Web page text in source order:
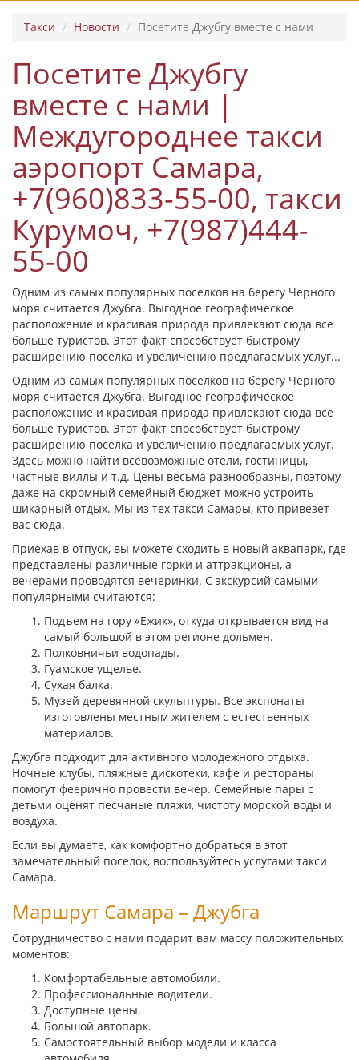
Такси Новости Посетите Джубгу вместе с нами
Посетите Джубгу
вместе с нами |
Междугороднее такси
аэропорт Самара,
+7(960)833-55-00, такси
Курумоч, +7(987)444-
55-00
Одним из самых популярных поселков на берегу Черного
моря считается Джубга. Выгодное географическое
расположение и красивая природа привлекают сюда все
больше туристов. Этот факт способствует быстрому
расширению поселка и увеличению предлагаемых услуг...
Одним из самых популярных поселков на берегу Черного
моря считается Джубга. Выгодное географическое
расположение и красивая природа привлекают сюда все
больше туристов. Этот факт способствует быстрому
расширению поселка и увеличению предлагаемых услуг.
Здесь можно найти всевозможные отели, гостиницы,
частные виллы и т.д. Цены весьма разнообразны, поэтому
даже на скромный семейный бюджет можно устроить
шикарный отдых. Мы из тех такси Самары, кто привезет
вас сюда.
Приехав в отпуск, вы можете сходить в новый аквапарк, где
представлены различные горки и аттракционы, а
вечерами проводятся вечеринки. С экскурсий самыми
популярными считаются:
Подъем на гору «Ежик», откуда открывается вид на
самый большой в этом регионе дольмен.
Полковничьи водопады.
Гуамское ущелье.
Сухая балка.
Музей деревянной скульптуры. Все экспонаты
изготовлены местным жителем с естественных
материалов.
Джубга подходит для активного молодежного отдыха.
Ночные клубы, пляжные дискотеки, кафе и рестораны
помогут феерично провести вечер. Семейные пары с
детьми оценят песчаные пляжи, чистоту морской воды и
воздуха.
Если вы думаете, как комфортно добраться в этот
замечательный поселок, воспользуйтесь услугами такси
Самара.
Маршрут Самара – Джубга
Сотрудничество с нами подарит вам массу положительных
моментов:
Комфортабельные автомобили.
Профессиональные водители.
Доступные цены.
Большой автопарк.
Самостоятельный выбор модели и класса